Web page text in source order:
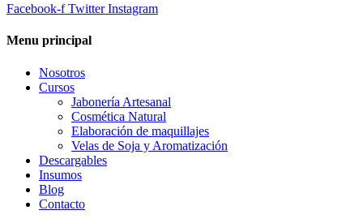
Facebook-f Twitter Instagram
Menu principal
Nosotros
Cursos
Jabonería Artesanal
Cosmética Natural
Elaboración de maquillajes
Velas de Soja y Aromatización
Descargables
Insumos
Blog
Contacto